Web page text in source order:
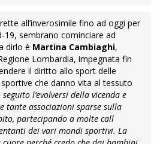
all’inverosimile fino ad oggi per
19, sembrano cominciare ad
dirlo è Martina Cambiaghi,
Lombardia, impegnata fin
il diritto allo sport delle
che danno vita al tessuto
seguito l’evolversi della vicenda e
tante associazioni sparse sulla
partecipando a molte call
dei vari mondi sportivi. La